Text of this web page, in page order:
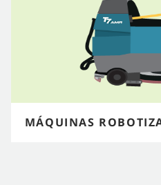
MÁQUINAS